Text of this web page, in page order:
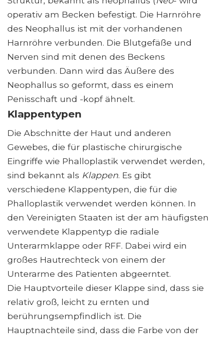
operativ am Becken befestigt. Die Harnröhre
des Neophallus ist mit der vorhandenen
Harnröhre verbunden. Die Blutgefäße und
Nerven sind mit denen des Beckens
verbunden. Dann wird das Äußere des
Neophallus so geformt, dass es einem
Penisschaft und -kopf ähnelt.
Klappentypen
Die Abschnitte der Haut und anderen
Gewebes, die für plastische chirurgische
Eingriffe wie Phalloplastik verwendet werden,
sind bekannt als Klappen. Es gibt
verschiedene Klappentypen, die für die
Phalloplastik verwendet werden können. In
den Vereinigten Staaten ist der am häufigsten
verwendete Klappentyp die radiale
Unterarmklappe oder RFF. Dabei wird ein
großes Hautrechteck von einem der
Unterarme des Patienten abgeerntet.
Die Hauptvorteile dieser Klappe sind, dass sie
relativ groß, leicht zu ernten und
berührungsempfindlich ist. Die
Hauptnachteile sind, dass die Farbe von der